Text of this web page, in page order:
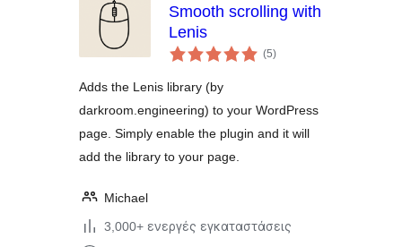
Smooth scrolling with
Lenis
(5αξιολογήσεις
σύνολο
)
Adds the Lenis library (by
darkroom.engineering) to your WordPress
page. Simply enable the plugin and it will
add the library to your page.
Michael
3,000+ ενεργές εγκαταστάσεις